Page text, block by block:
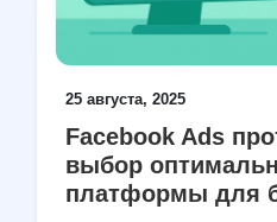
25 августа, 2025
Facebook Ads
выбор
платформы для